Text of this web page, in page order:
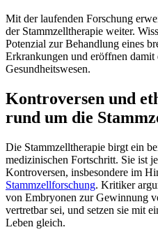
Mit der laufenden Forschung
der Stammzelltherapie weiter.
Potenzial zur Behandlung eines
Erkrankungen und eröffnen damit
Gesundheitswesen.
Kontroversen und
rund um die
Die Stammzelltherapie birgt ein
medizinischen Fortschritt. Sie ist
Kontroversen, insbesondere im
Stammzellforschung. Kritiker
von Embryonen zur Gewinnung
vertretbar sei, und setzen sie mit
Leben gleich.